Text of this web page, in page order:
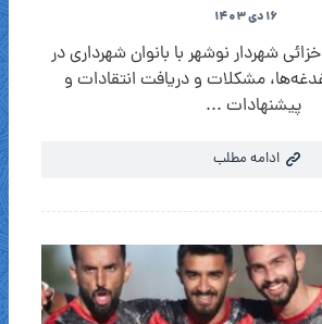
۱۶ دی ۱۴۰۳
شهردار نوشهر با بانوان شهرداری در
مشکلات و دریافت انتقادات و
پیشنهادات ...
ادامه مطلب